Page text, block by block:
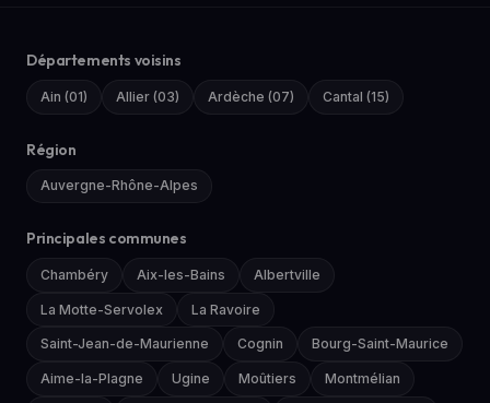
Départements voisins
Ain (01) Allier (03) Ardèche (07) Cantal (15)
Région
Auvergne-Rhône-Alpes
Principales communes
Chambéry Aix-les-Bains Albertville
La Motte-Servolex La Ravoire
Saint-Jean-de-Maurienne Cognin Bourg-Saint-Maurice
Aime-la-Plagne Ugine Moûtiers Montmélian